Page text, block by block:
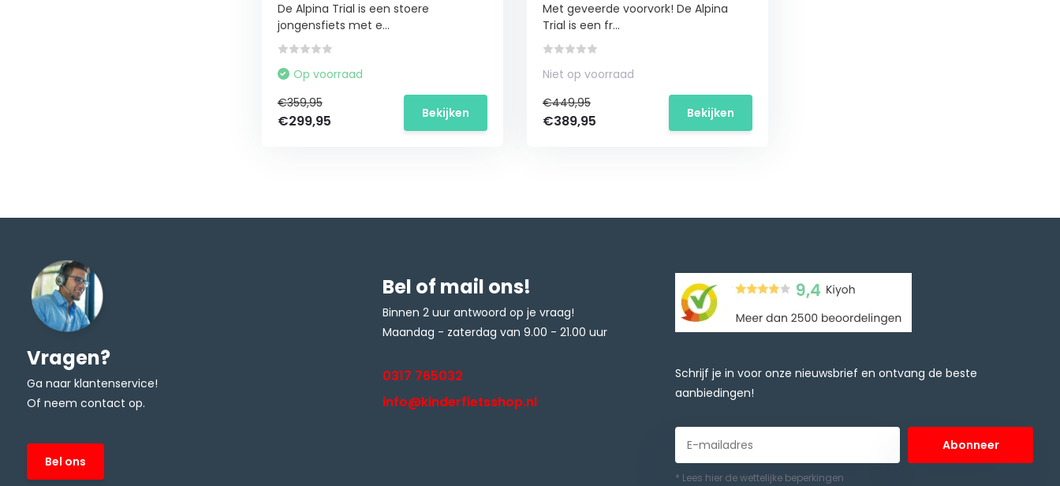
De Alpina Trial is een stoere
jongensfiets met e...
Op voorraad
€359,95
€299,95 Bekijken
Met geveerde voorvork! De Alpina
Trial is een fr...
Niet op voorraad
€449,95
€389,95 Bekijken
Vragen?
Ga naar klantenservice!
Of neem contact op.
Bel ons
Bel of mail ons!
Binnen 2 uur antwoord op je vraag!
Maandag - zaterdag van 9.00 - 21.00 uur
0317 765032
info@kinderfietsshop.nl
Schrijf je in voor onze nieuwsbrief en ontvang de beste
aanbiedingen!
Abonneer
* Lees hier de wettelijke beperkingen